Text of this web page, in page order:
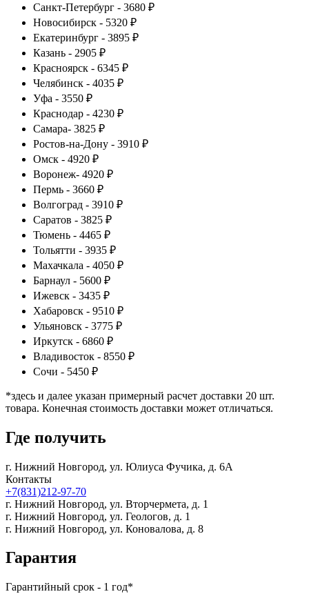
Санкт-Петербург - 3680 ₽
Новосибирск - 5320 ₽
Екатеринбург - 3895 ₽
Казань - 2905 ₽
Красноярск - 6345 ₽
Челябинск - 4035 ₽
Уфа - 3550 ₽
Краснодар - 4230 ₽
Самара- 3825 ₽
Ростов-на-Дону - 3910 ₽
Омск - 4920 ₽
Воронеж- 4920 ₽
Пермь - 3660 ₽
Волгоград - 3910 ₽
Саратов - 3825 ₽
Тюмень - 4465 ₽
Тольятти - 3935 ₽
Махачкала - 4050 ₽
Барнаул - 5600 ₽
Ижевск - 3435 ₽
Хабаровск - 9510 ₽
Ульяновск - 3775 ₽
Иркутск - 6860 ₽
Владивосток - 8550 ₽
Сочи - 5450 ₽
*здесь и далее указан примерный расчет доставки 20 шт.
товара. Конечная стоимость доставки может отличаться.
Где получить
г. Нижний Новгород, ул. Юлиуса Фучика, д. 6А
Контакты
+7(831)212-97-70
г. Нижний Новгород, ул. Вторчермета, д. 1
г. Нижний Новгород, ул. Геологов, д. 1
г. Нижний Новгород, ул. Коновалова, д. 8
Гарантия
Гарантийный срок - 1 год*